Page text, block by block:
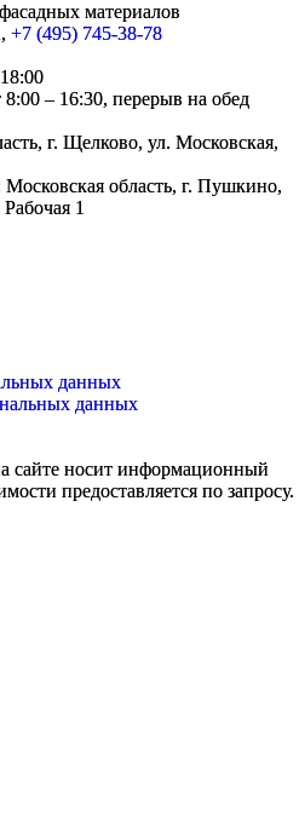
материалов
, +7 (495) 745-38-78
– 16:30, перерыв на обед
г. Щелково, ул. Московская,
Московская область, г. Пушкино,
1
данных
данных
сайте носит информационный
предоставляется по запросу.